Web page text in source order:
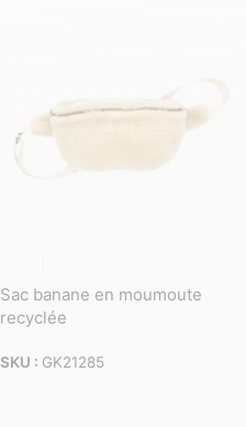
Sac banane en moumoute
recyclée
SKU : GK21285